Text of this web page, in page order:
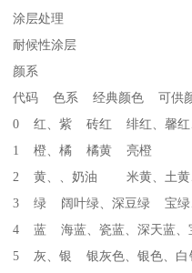
涂层处理
耐候性涂层
颜系
代码 色系 经典颜色 可供
0 红、紫 砖红 绯红、馨红
1 橙、橘 橘黄 亮橙
2 黄、、奶油 米黄、土黄
3 绿 阔叶绿、深豆绿 宝绿
4 蓝 海蓝、瓷蓝、深天蓝、
5 灰、银 银灰色、银色、白